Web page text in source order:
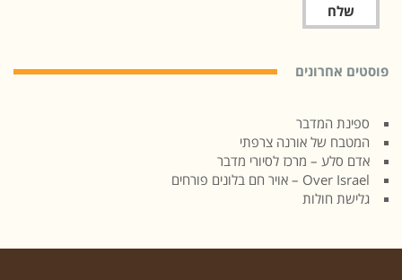
שלח
פוסטים אחרונים
ספינת המדבר
המטבח של אורנה צרפתי
אדם סלע – מרכז לסיורי מדבר
Over Israel – אויר חם בלונים פורחים
גלישת חולות